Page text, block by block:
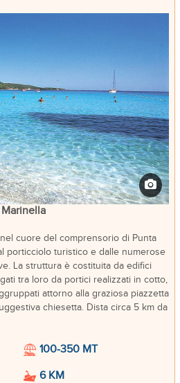
cuore del comprensorio di Punta
porticciolo turistico e dalle numerose
La struttura è costituita da edifici
tra loro da portici realizzati in cotto,
attorno alla graziosa piazzetta
chiesetta. Dista circa 5 km da
100-350 MT
6 KM